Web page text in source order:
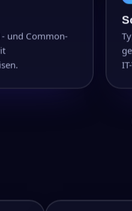
und Common-